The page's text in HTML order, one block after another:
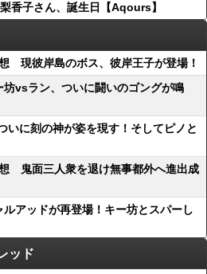
香子さん、誕生日【Aqours】
現彼岸島のボス、彼岸王子が登場！
vsラン、ついに闘いのゴングが鳴
いに刻の神が姿を現す！そしてピノと
鬼面三人衆を退け無事都外へ進出成
アッドが再登場！キー坊とスパーし
ッド